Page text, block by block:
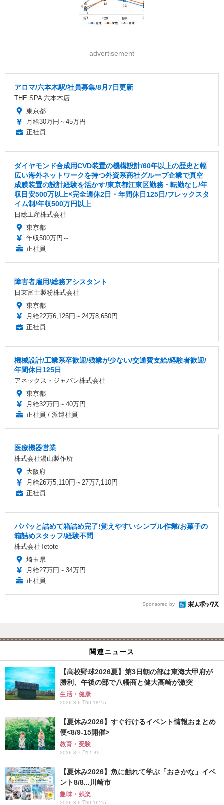
advertisement
アロマ/六本木駅/社員募集/8月7日更新
THE SPA 六本木店
東京都
月給30万円～45万円
正社員
ダイヤモンド合成用CVD装置の機構設計/60年以上の歴史と幅
広い海外ネットワークを持つ外資系商社グループ企業で真空
成膜装置の設計経験を活かす/東京都江東区勤務・転勤なし/年
収目安500万以上×完全週休2日・年間休日125日/フレックスタ
イム制/年収500万円以上
日総工産株式会社
東京都
年収500万円～
正社員
障害者雇用/総務アシスタント
日東富士製粉株式会社
東京都
月給22万6,125円～24万8,650円
正社員
機械設計/工業系卒歓迎/残業が少ない/交通費支給/経験者歓迎/
年間休日125日
アネックス・ジャパン株式会社
東京都
月給32万円～40万円
正社員 / 派遣社員
医療機器営業
株式会社湯山製作所
大阪府
月給26万5,110円～27万7,110円
正社員
パパッと詰めて箱詰め完了!覚えやすいシンプル作業/お菓子の
箱詰めスタッフ/経験不問
株式会社Tetote
埼玉県
月給27万円～34万円
正社員
Sponsored by
関連ニュース
【高校野球2026夏】第3日朝の部は東海大甲府が
勝利、午後の部で八幡商と健大高崎が激突
生活・健康
2026.8.6 Thu 18:45
【夏休み2026】すぐ行けるイベント情報おまとめ
便<8/9-15開催>
教育・受験
2026.8.7 Fri 1:45
【夏休み2026】魚に触れて学ぶ「おさかな」イベ
ント8/8...川崎市
趣味・娯楽
2026.8.6 Thu 16:45